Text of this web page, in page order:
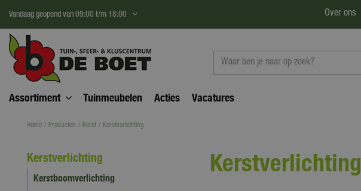
content
Home Producten Kerst Kerstverlichting
Vandaag geopend van 09:00 t/m 18:00 Over ons
Assortiment Tuinmeubelen Acties Vacatures
Kerstverlichting
Kerstverlichting
Kerstboomverlichting